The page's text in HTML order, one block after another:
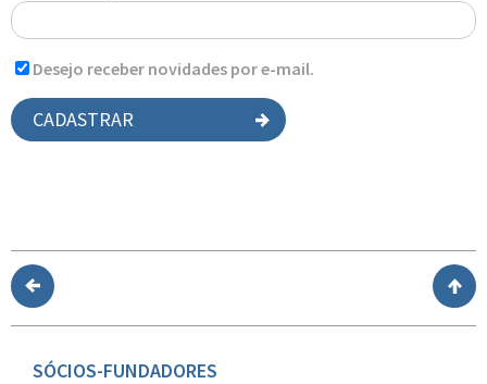
Desejo receber novidades por e-mail.
CADASTRAR
SÓCIOS-FUNDADORES